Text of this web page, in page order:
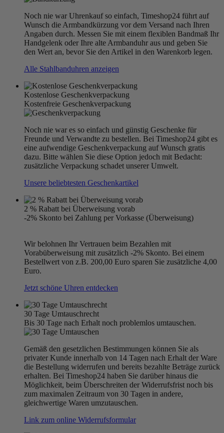
Noch nie war Uhrenkauf so einfach, Timeshop24 führt auf
Wunsch die Armbandkürzung vor dem Versand nach Ihren
Angaben durch. Messen Sie mit einem flexiblen Bandmaß Ihr
Handgelenk oder Ihre alte Armbanduhr aus und geben Sie
den Wert an, bevor Sie den Artikel in den Warenkorb legen.
Alle Stahlbanduhren anzeigen
Kostenlose Geschenkverpackung
Kostenfreie Geschenkverpackung
Noch nie war es so einfach und günstig Geschenke für
Freunde und Verwandte zu bestellen. Bei Timeshop24 gibt es
eine aufwendige Geschenkverpackung auf Wunsch gratis
dazu. Bitte wählen Sie diese Option jedoch mit Bedacht:
zusätzliche Verpackung schadet unserer Umwelt.
Unsere beliebtesten Geschenkartikel
2 % Rabatt bei Überweisung vorab
-2% Skonto bei Zahlung per Vorkasse (Überweisung)
Wir belohnen Ihr Vertrauen beim Bezahlen mit
Vorabüberweisung mit zusätzlich -2% Skonto. Bei einem
Bestellwert von z.B. 200,00 Euro sparen Sie zusätzliche 4,00
Euro.
Jetzt schöne Uhren entdecken
30 Tage Umtauschrecht
Bis 30 Tage nach Erhalt noch problemlos umtauschen.
Gemäß den gesetzlichen Bestimmungen können Sie als
privater Kunde innerhalb von 14 Tagen nach Erhalt der Ware
die Bestellung widerrufen und bereits bezahlte Beträge zurück
erhalten. Bei Timeshop24 haben Sie darüber hinaus die
Möglichkeit, beim Überschreiten der Widerrufsfrist noch bis
zum maximalen Zeitraum von 30 Tagen in andere,
gleichwertige Waren umzutauschen.
Link zum online Widerrufsformular